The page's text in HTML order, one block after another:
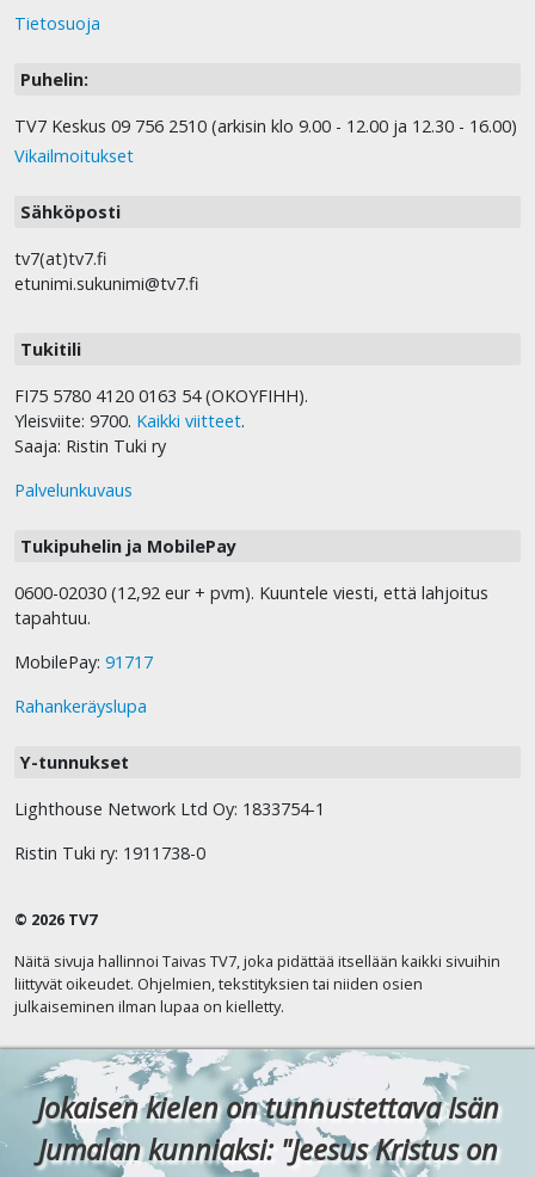
Tietosuoja
Puhelin:
TV7 Keskus 09 756 2510 (arkisin klo 9.00 - 12.00 ja 12.30 - 16.00)
Vikailmoitukset
Sähköposti
tv7(at)tv7.fi
etunimi.sukunimi@tv7.fi
Tukitili
FI75 5780 4120 0163 54 (OKOYFIHH).
Yleisviite: 9700. Kaikki viitteet.
Saaja: Ristin Tuki ry
Palvelunkuvaus
Tukipuhelin ja MobilePay
0600-02030 (12,92 eur + pvm). Kuuntele viesti, että lahjoitus
tapahtuu.
MobilePay: 91717
Rahankeräyslupa
Y-tunnukset
Lighthouse Network Ltd Oy: 1833754-1
Ristin Tuki ry: 1911738-0
© 2026 TV7
Näitä sivuja hallinnoi Taivas TV7, joka pidättää itsellään kaikki sivuihin
liittyvät oikeudet. Ohjelmien, tekstityksien tai niiden osien
julkaiseminen ilman lupaa on kielletty.
Jokaisen kielen on tunnustettava Isän
Jumalan kunniaksi: "Jeesus Kristus on